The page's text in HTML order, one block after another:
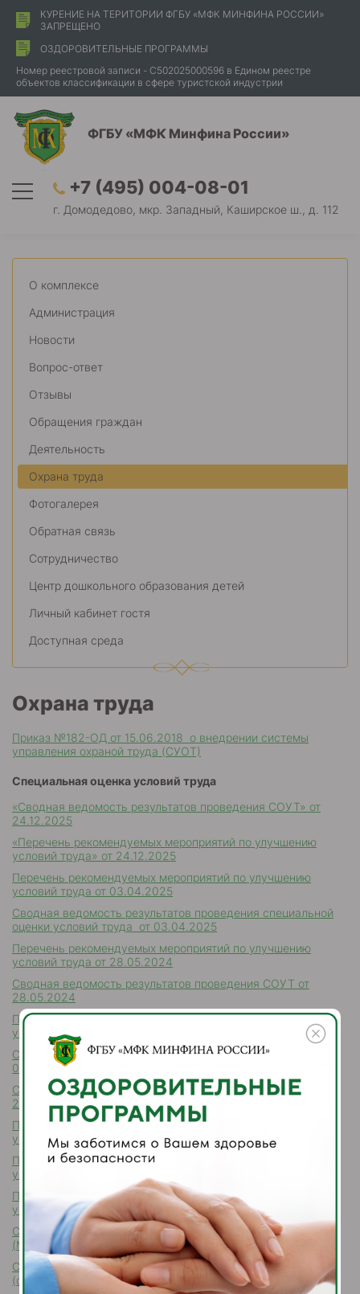
КУРЕНИЕ НА ТЕРИТОРИИ ФГБУ «МФК МИНФИНА РОССИИ»
ЗАПРЕЩЕНО
ОЗДОРОВИТЕЛЬНЫЕ ПРОГРАММЫ
Номер реестровой записи - С502025000596 в Едином реестре
объектов классификации в сфере туристской индустрии
ФГБУ «МФК Минфина России»
+7 (495) 004-08-01
г. Домодедово, мкр. Западный, Каширское ш., д. 112
О комплексе
Администрация
Новости
Вопрос-ответ
Отзывы
Обращения граждан
Деятельность
Охрана труда
Фотогалерея
Обратная связь
Сотрудничество
Центр дошкольного образования детей
Личный кабинет гостя
Доступная среда
Охрана труда
Приказ №182-ОД от 15.06.2018 о внедрении системы
управления охраной труда (СУОТ)
Специальная оценка условий труда
«Сводная ведомость результатов проведения СОУТ» от
24.12.2025
«Перечень рекомендуемых мероприятий по улучшению
условий труда» от 24.12.2025
Перечень рекомендуемых мероприятий по улучшению
условий труда от 03.04.2025
Сводная ведомость результатов проведения специальной
оценки условий труда от 03.04.2025
Перечень рекомендуемых мероприятий по улучшению
условий труда от 28.05.2024
Сводная ведомость результатов проведения СОУТ от
28.05.2024
Перечень рекомендуемых мероприятий по улучшению
условий труда от 08.08.2023
Сводная ведомость результатов проведения СОУТ от
08.08.2023
Сводная ведомость результатов проведения СОУТ от
20.07.2022
Перечень рекомендуемых мероприятий по улучшению
условий труда от 20.07.2022
Перечень рекомендуемых мероприятий по улучшению
условий от 16.04.2019
Перечень рекомендуемых мероприятий по улучшению
условий труда
Сводная ведомость проведения СОУТ Учреждения от 2014
(Медицинский центр)
Сводная ведомость проведения СОУТ от 27.11.2014
(столовая «Северная»)